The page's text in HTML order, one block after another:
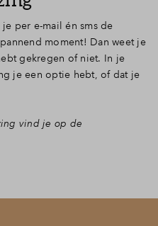
per e-mail én sms de
moment! Dan weet je
gekregen of niet. In je
je een optie hebt, of dat je
vind je op de